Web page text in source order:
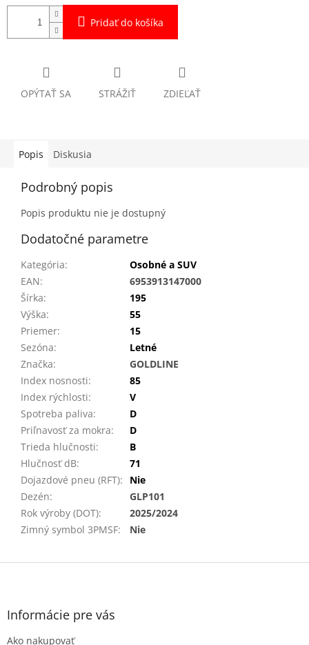
Pridať do košíka
OPÝTAŤ SA STRÁŽIŤ ZDIEĽAŤ
Popis Diskusia
Podrobný popis
Popis produktu nie je dostupný
Dodatočné parametre
Kategória:
Osobné a SUV
EAN:
6953913147000
Šírka:
195
Výška:
55
Priemer:
15
Sezóna:
Letné
Značka:
GOLDLINE
Index nosnosti:
85
Index rýchlosti:
V
Spotreba paliva:
D
Priľnavosť za mokra:
D
Trieda hlučnosti:
B
Hlučnosť dB:
71
Dojazdové pneu (RFT):
Nie
Dezén:
GLP101
Rok výroby (DOT):
2025/2024
Zimný symbol 3PMSF: Nie
Z
Informácie pre vás
Ako nakupovať